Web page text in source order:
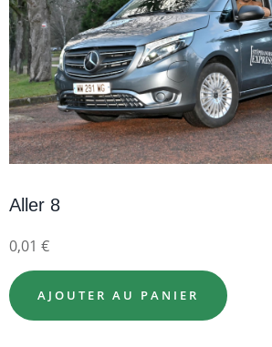
Aller 8
0,01 €
AJOUTER AU PANIER